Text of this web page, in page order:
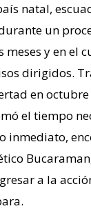
natal,
un
meses y en el
dirigidos.
en octubre
el tiempo
inmediato,
a la